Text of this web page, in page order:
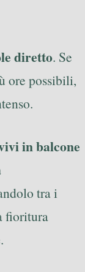
diretto. Se
ore possibili,
in balcone
tra i
fioritura